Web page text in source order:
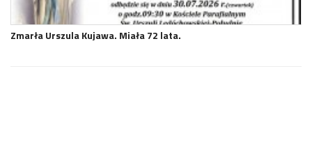
Zmarła Urszula Kujawa. Miała 72 lata.